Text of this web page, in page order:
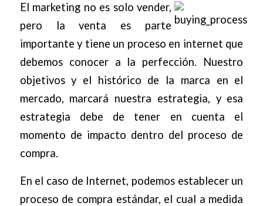
El marketing no es solo vender,
pero la venta es parte
importante y tiene un proceso en internet que
debemos conocer a la perfección. Nuestro
objetivos y el histórico de la marca en el
mercado, marcará nuestra estrategia, y esa
estrategia debe de tener en cuenta el
momento de impacto dentro del proceso de
compra.
En el caso de Internet, podemos establecer un
proceso de compra estándar, el cual a medida